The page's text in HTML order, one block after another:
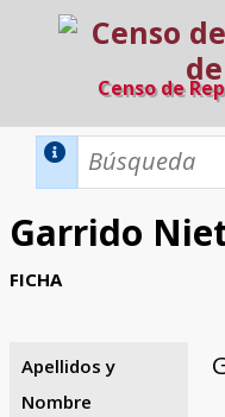
Censo de
Inicio
Búsqueda
Búsqueda
Razones y
El equipo
Fuentes
Garrido
FICHA
Apellidos y
Nombre